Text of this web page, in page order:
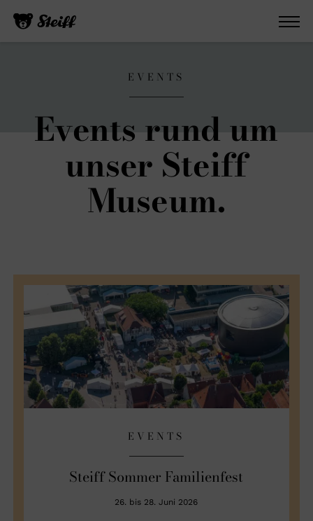
EVENTS
Events rund um
unser Steiff
Museum.
EVENTS
Steiff Sommer Familienfest
26. bis 28. Juni 2026